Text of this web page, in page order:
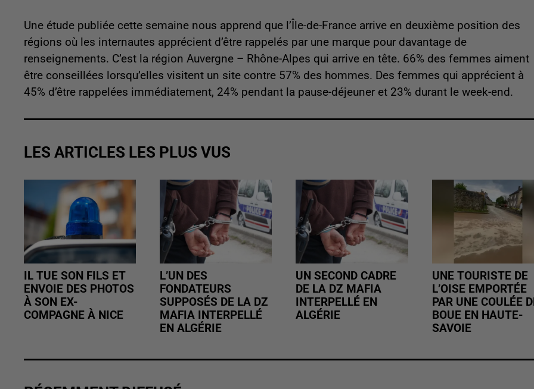
Une étude publiée cette semaine nous apprend que l’Île-de-France arrive en deuxième position des
régions où les internautes apprécient d’être rappelés par une marque pour davantage de
renseignements. C’est la région Auvergne – Rhône-Alpes qui arrive en tête. 66% des femmes aiment
être conseillées lorsqu’elles visitent un site contre 57% des hommes. Des femmes qui apprécient à
45% d’être rappelées immédiatement, 24% pendant la pause-déjeuner et 23% durant le week-end.
LES ARTICLES LES PLUS VUS
IL TUE SON FILS ET
ENVOIE DES PHOTOS
À SON EX-
COMPAGNE À NICE
L’UN DES
FONDATEURS
SUPPOSÉS DE LA DZ
MAFIA INTERPELLÉ
EN ALGÉRIE
UN SECOND CADRE
DE LA DZ MAFIA
INTERPELLÉ EN
ALGÉRIE
UNE TOURISTE DE
L’OISE EMPORTÉE
PAR UNE COULÉE
BOUE EN HAUTE-
SAVOIE